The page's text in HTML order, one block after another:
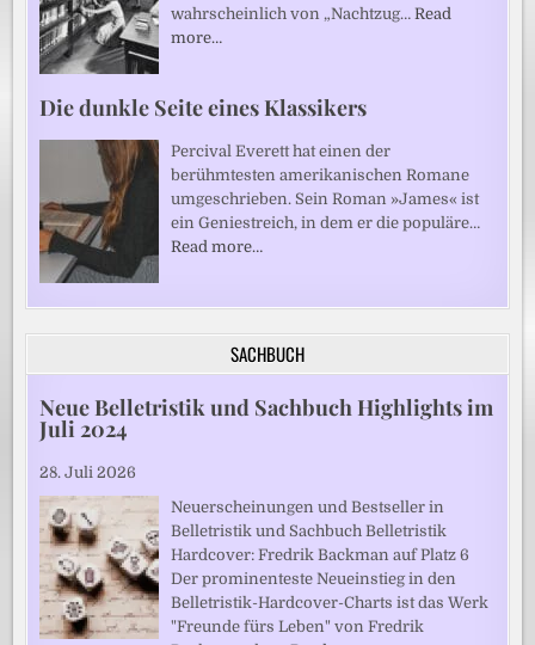
wahrscheinlich von „Nachtzug…Read
more…
Die dunkle Seite eines Klassikers
Percival Everett hat einen der
berühmtesten amerikanischen Romane
umgeschrieben. Sein Roman »James« ist
ein Geniestreich, in dem er die populäre…
Read more…
SACHBUCH
Neue Belletristik und Sachbuch Highlights im
Juli 2024
28. Juli 2026
Neuerscheinungen und Bestseller in
Belletristik und Sachbuch Belletristik
Hardcover: Fredrik Backman auf Platz 6
Der prominenteste Neueinstieg in den
Belletristik-Hardcover-Charts ist das Werk
"Freunde fürs Leben" von Fredrik